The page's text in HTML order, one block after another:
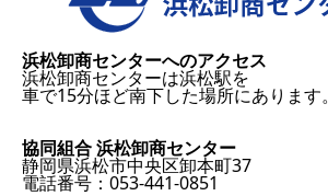
浜松卸商センターへのアクセス
浜松卸商センターは浜松駅を
車で15分ほど南下した場所にあります。
協同組合 浜松卸商センター
静岡県浜松市中央区卸本町37
電話番号：053-441-0851